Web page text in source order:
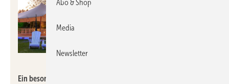
Ein besonderes Highlight der Abendveranstaltung waren
Abo & Shop
Media
Newsletter